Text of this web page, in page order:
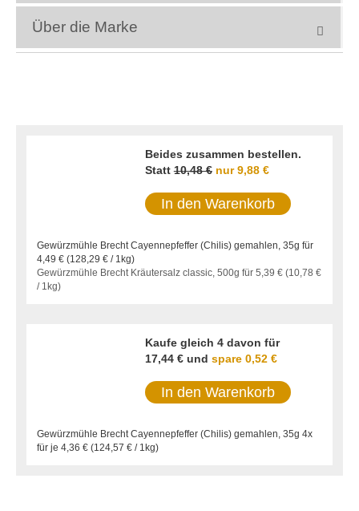
Über die Marke
Beides zusammen bestellen.
Statt10,48 € nur9,88 €
In den Warenkorb
Gewürzmühle Brecht Cayennepfeffer (Chilis) gemahlen, 35g für
4,49 € (128,29 € / 1kg)
Gewürzmühle Brecht Kräutersalz classic, 500g für 5,39 € (10,78 €
/ 1kg)
Kaufe gleich 4 davon für
17,44 €und spare 0,52 €
In den Warenkorb
Gewürzmühle Brecht Cayennepfeffer (Chilis) gemahlen, 35g 4x
für je 4,36 € (124,57 € / 1kg)